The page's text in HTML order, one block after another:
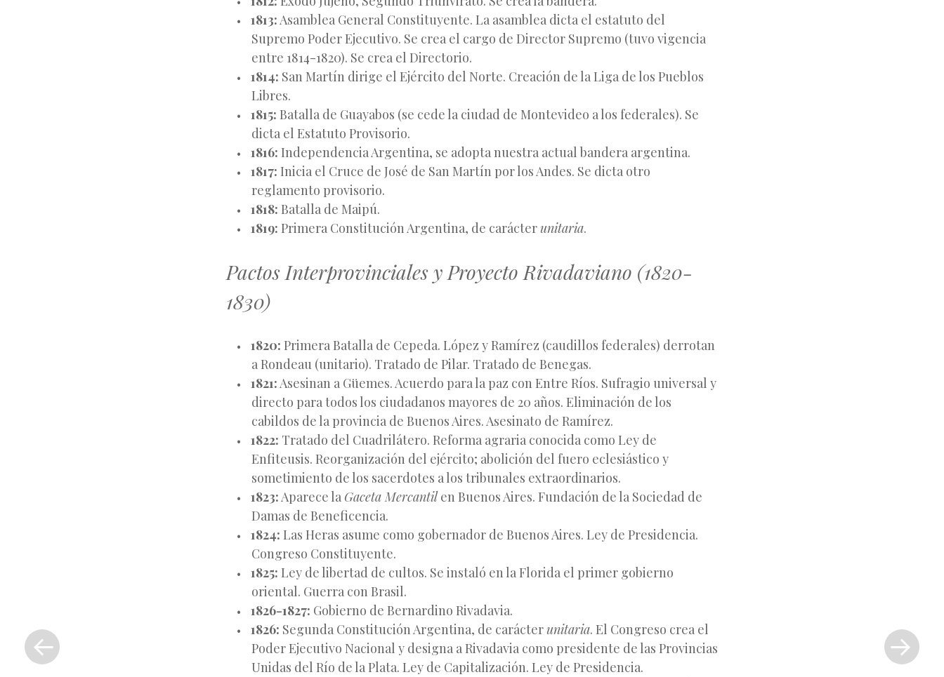
1813:Asamblea General Constituyente. La asamblea dicta el estatuto del
Supremo Poder Ejecutivo. Se crea el cargo de Director Supremo (tuvo vigencia
entre 1814-1820). Se crea el Directorio.
1814: San Martín dirige el Ejército del Norte. Creación de la Liga de los Pueblos
Libres.
1815: Batalla de Guayabos (se cede la ciudad de Montevideo a los federales). Se
dicta el Estatuto Provisorio.
1816: Independencia Argentina, se adopta nuestra actual bandera argentina.
1817: Inicia el Cruce de José de San Martín por los Andes. Se dicta otro
reglamento provisorio.
1818: Batalla de Maipú.
1819: Primera Constitución Argentina, de carácterunitaria.
Pactos Interprovinciales y Proyecto Rivadaviano (1820-
1830)
1820: Primera Batalla de Cepeda. López y Ramírez (caudillos federales) derrotan
a Rondeau (unitario). Tratado de Pilar. Tratado de Benegas.
1821:Asesinan a Güemes. Acuerdo para la paz con Entre Ríos. Sufragio universal y
directo para todos los ciudadanos mayores de 20 años. Eliminación de los
cabildos de la provincia de Buenos Aires. Asesinato de Ramírez.
1822: Tratado del Cuadrilátero. Reforma agraria conocida como Ley de
Enfiteusis. Reorganización del ejército; abolición del fuero eclesiástico y
sometimiento de los sacerdotes a los tribunales extraordinarios.
1823:Aparece la Gaceta Mercantilen Buenos Aires. Fundación de la Sociedad de
Damas de Beneficencia.
1824: Las Heras asume como gobernador de Buenos Aires. Ley de Presidencia.
Congreso Constituyente.
1825: Ley de libertad de cultos. Se instaló en la Florida el primer gobierno
oriental. Guerra con Brasil.
1826-1827: Gobierno de Bernardino Rivadavia.
1826: Segunda Constitución Argentina, de carácterunitaria. El Congreso crea el
Poder Ejecutivo Nacional y designa a Rivadavia como presidente de las Provincias
Unidas del Río de la Plata. Ley de Capitalización. Ley de Presidencia.
Entrada
anterior
entrada